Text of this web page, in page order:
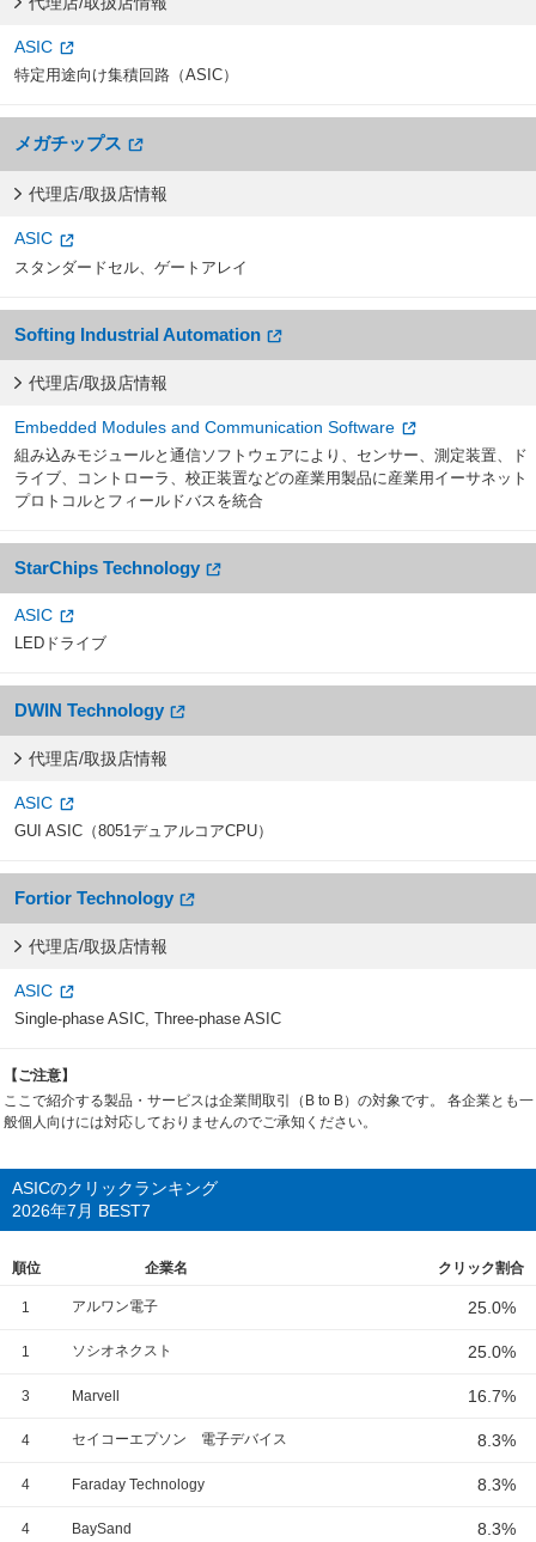
ASIC
特定用途向け集積回路（ASIC）
メガチップス
代理店/取扱店情報
ASIC
スタンダードセル、ゲートアレイ
Softing Industrial Automation
代理店/取扱店情報
Embedded Modules and Communication Software
組み込みモジュールと通信ソフトウェアにより、センサー、測定装置、ド
ライブ、コントローラ、校正装置などの産業用製品に産業用イーサネット
プロトコルとフィールドバスを統合
StarChips Technology
ASIC
LEDドライブ
DWIN Technology
代理店/取扱店情報
ASIC
GUI ASIC（8051デュアルコアCPU）
Fortior Technology
代理店/取扱店情報
ASIC
Single-phase ASIC, Three-phase ASIC
【ご注意】
ここで紹介する製品・サービスは企業間取引（B to B）の対象です。 各企業とも一
般個人向けには対応しておりませんのでご承知ください。
ASICのクリックランキング
2026年7月 BEST7
順位 企業名 クリック割合
1 アルワン電子 25.0%
1 ソシオネクスト 25.0%
3 Marvell 16.7%
4 セイコーエプソン 電子デバイス 8.3%
4 Faraday Technology 8.3%
4 BaySand 8.3%